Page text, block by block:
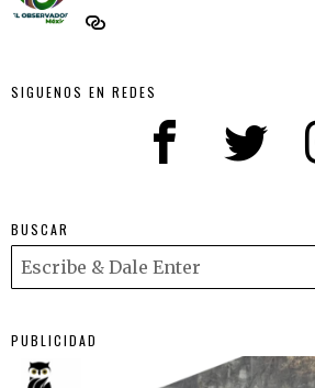
SIGUENOS EN REDES
BUSCAR
PUBLICIDAD